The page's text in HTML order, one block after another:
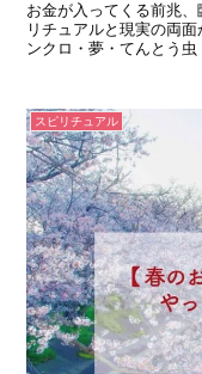
お金が入ってくる前兆
リチュアルと現実の両
ンクロ・夢・てんとう
くじに当たる？」ジン
スピリチュアル